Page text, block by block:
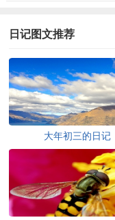
日记图文推荐
大年初三的日记